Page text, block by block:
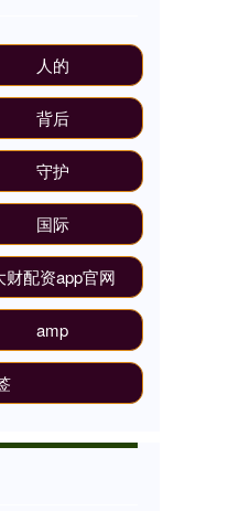
人的
背后
守护
国际
财配资app官网
amp